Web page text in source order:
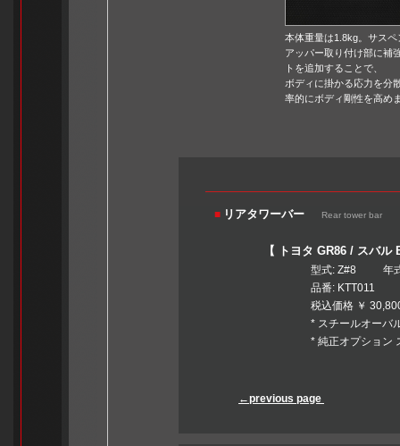
本体重量は1.8kg。サスペ
アッパー取り付け部に補
トを追加することで、
ボディに掛かる応力を分
率的にボディ剛性を高め
■ リアタワーバー Rear tower bar
【 トヨタ GR86 / スバル
型式: Z#8 年式:
品番: KTT011
税込価格 ￥ 30,800 <本
* スチールオーバルシ
* 純正オプション スペア
←previous page